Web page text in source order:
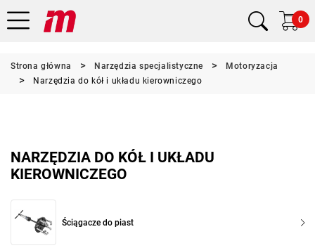
0
Strona główna Narzędzia specjalistyczne
Motoryzacja
Narzędzia do kół i układu kierowniczego
NARZĘDZIA DO KÓŁ I UKŁADU
KIEROWNICZEGO
Ściągacze do piast